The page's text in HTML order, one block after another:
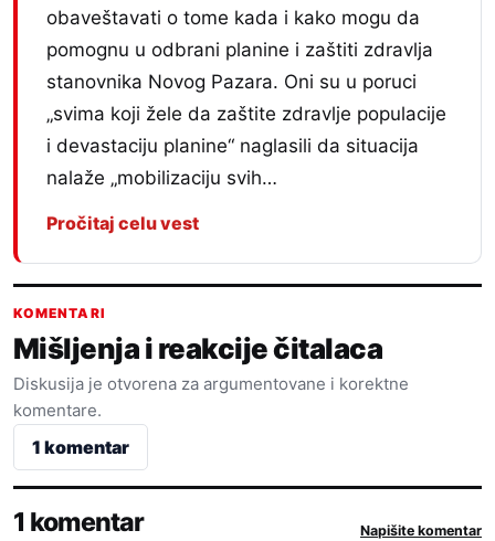
obaveštavati o tome kada i kako mogu da
pomognu u odbrani planine i zaštiti zdravlja
stanovnika Novog Pazara. Oni su u poruci
„svima koji žele da zaštite zdravlje populacije
i devastaciju planine“ naglasili da situacija
nalaže „mobilizaciju svih…
Pročitaj celu vest
KOMENTARI
Mišljenja i reakcije čitalaca
Diskusija je otvorena za argumentovane i korektne
komentare.
1 komentar
1 komentar Napišite komentar